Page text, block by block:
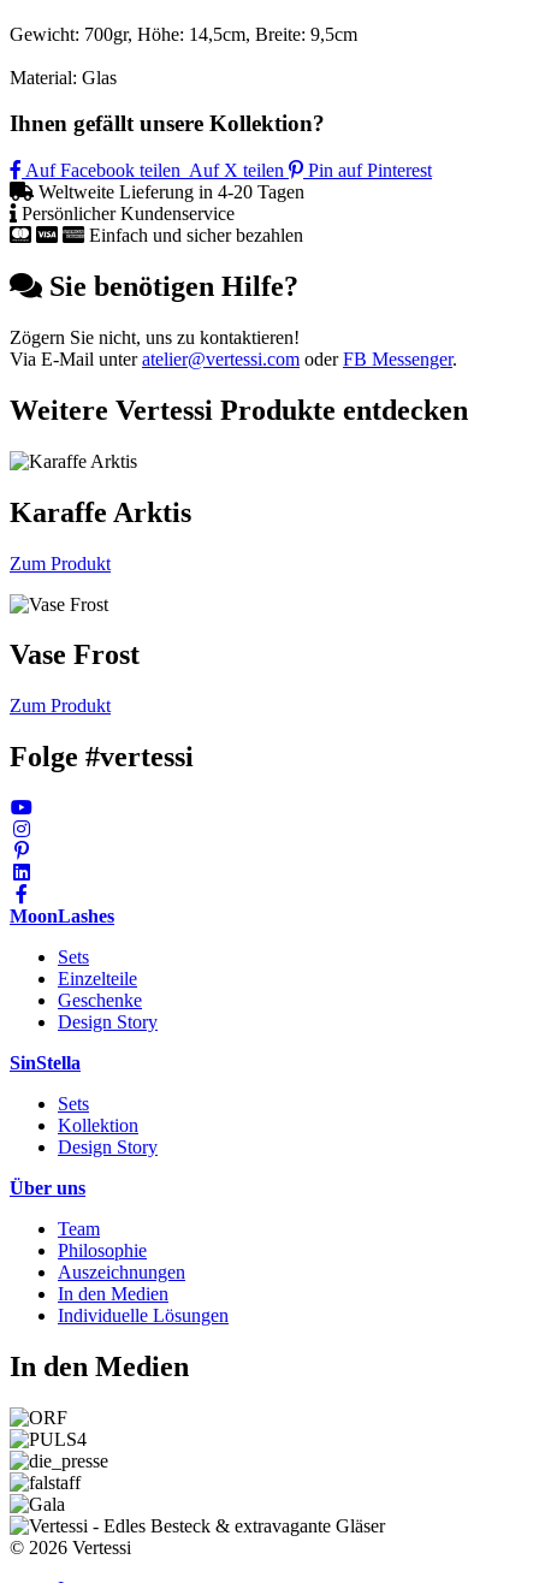
Gewicht: 700gr, Höhe: 14,5cm, Breite: 9,5cm
Material: Glas
Ihnen gefällt unsere Kollektion?
Auf Facebook teilen Auf X teilen
Pin auf Pinterest
Weltweite Lieferung in 4-20 Tagen
Persönlicher Kundenservice
Einfach und sicher bezahlen
Sie benötigen Hilfe?
Zögern Sie nicht, uns zu kontaktieren!
Via E-Mail unteratelier@vertessi.com oderFB Messenger.
Weitere Vertessi Produkte entdecken
Karaffe Arktis
Zum Produkt
Vase Frost
Zum Produkt
Folge #vertessi
MoonLashes
Sets
Einzelteile
Geschenke
Design Story
SinStella
Sets
Kollektion
Design Story
Über uns
Team
Philosophie
Auszeichnungen
In den Medien
Individuelle Lösungen
In den Medien
© 2026 Vertessi